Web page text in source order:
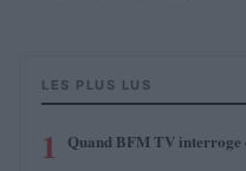
LES PLUS LUS
1 Quand BFM TV interroge